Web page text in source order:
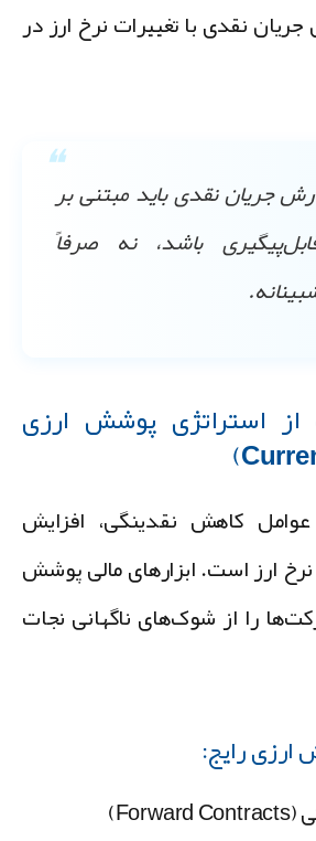
نقدی با تغییرات نرخ ارز در
نقدی باید مبتنی بر
باشد، نه صرفاً
استراتژی پوشش ارزی
کاهش نقدینگی، افزایش
است. ابزارهای مالی پوشش
را از شوک‌های ناگهانی نجات
رایج: